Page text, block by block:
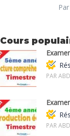
Cours
PAR
PAR